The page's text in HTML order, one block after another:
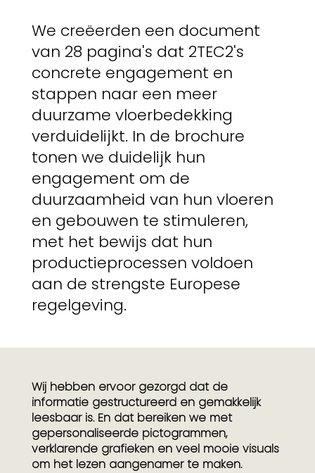
We creëerden een document
van 28 pagina's dat 2TEC2's
concrete engagement en
stappen naar een meer
duurzame vloerbedekking
verduidelijkt. In de brochure
tonen we duidelijk hun
engagement om de
duurzaamheid van hun vloeren
en gebouwen te stimuleren,
met het bewijs dat hun
productieprocessen voldoen
aan de strengste Europese
regelgeving.
Wij hebben ervoor gezorgd dat de
informatie gestructureerd en gemakkelijk
leesbaar is. En dat bereiken we met
gepersonaliseerde pictogrammen,
verklarende grafieken en veel mooie visuals
om het lezen aangenamer te maken.